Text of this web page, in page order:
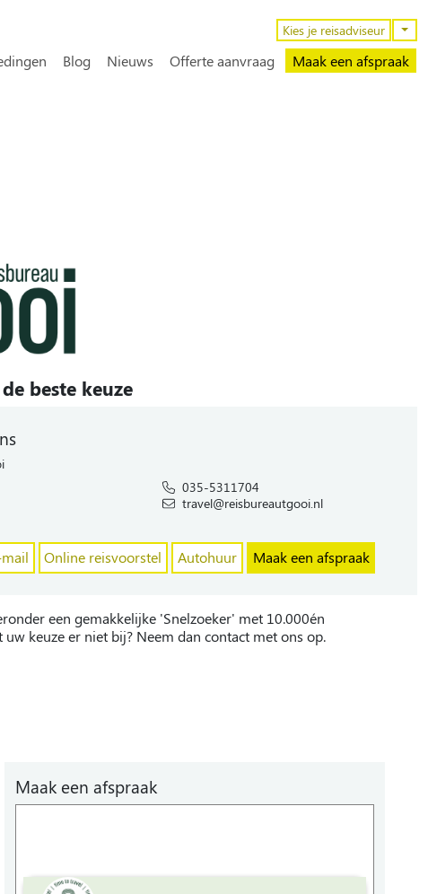
Kies je reisadviseur
Blog Nieuws Offerte aanvraag Maak een afspraak
beste keuze
035-5311704
travel@reisbureautgooi.nl
Online reisvoorstel Autohuur Maak een afspraak
een gemakkelijke 'Snelzoeker' met 10.000én
keuze er niet bij? Neem dan contact met ons op.
Maak een afspraak